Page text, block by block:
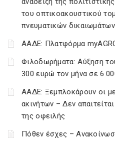
του οπτικοακουστικού
πνευματικών δικαιωμάτων
ΑΑΔΕ: Πλατφόρμα
Φιλοδωρήματα: Αύξηση
300 ευρώ τον μήνα σε
ΑΑΔΕ: Ξεμπλοκάρουν οι
ακινήτων – Δεν
της οφειλής
Πόθεν έσχες –